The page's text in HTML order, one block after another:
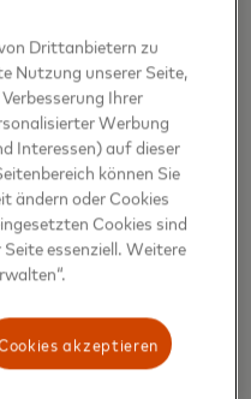
oder Divergenzen zu
auch die Möglichkeit
die die digitale
zu betrachten. Durch
die regulatorische
würde das Forum
und beaufsichtigen,
Drittanbietern zu
Nutzung unserer Seite,
Ihrer
Werbung
Interessen) auf dieser
können Sie
ändern oder Cookies
Cookies sind
essenziell. Weitere
akzeptieren